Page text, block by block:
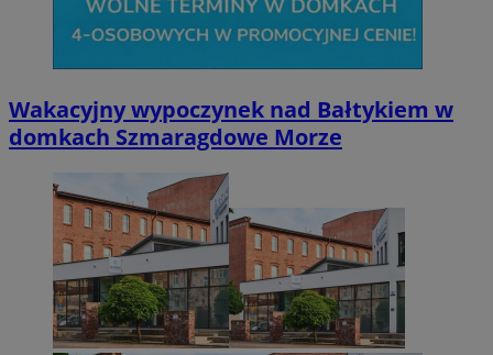
Wakacyjny wypoczynek nad Bałtykiem w
domkach Szmaragdowe Morze